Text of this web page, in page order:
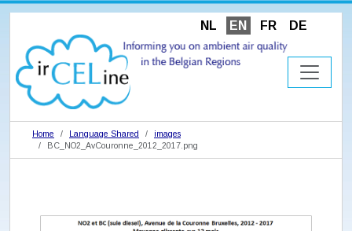
NL EN FR DE
Home Language Shared
images
BC_NO2_AvCouronne_2012_2017.png